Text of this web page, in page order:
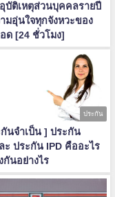
บัติเหตุส่วนบุคคลรายปี
มอุ่นใจทุกจังหวะของ
ด [24 ชั่วโมง]
ประกัน
กันจำเป็น ] ประกัน
ะ ประกัน IPD คืออะไร
กันอย่างไร